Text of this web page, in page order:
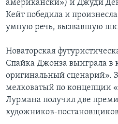
американски») и Джуди
Кейт победила и
умную речь, вызвавшую
Новаторская
Спайка Джонза выиграла в
оригинальный сценарий».
мелковатый по концепции
Лурмана получил две
художников-